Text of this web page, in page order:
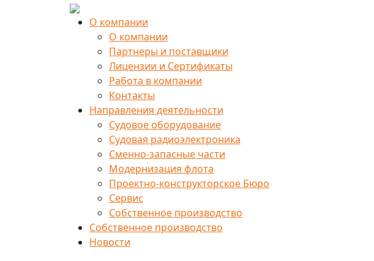
О компании
О компании
Партнеры и поставщики
Лицензии и Сертификаты
Работа в компании
Контакты
Направления деятельности
Судовое оборудование
Судовая радиоэлектроника
Сменно-запасные части
Модернизация флота
Проектно-конструкторское Бюро
Сервис
Собственное производство
Собственное производство
Новости